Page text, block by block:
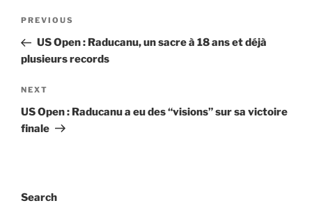
Previous
Post
PREVIOUS
US Open : Raducanu, un sacre à 18 ans et déjà
plusieurs records
Next
Post
NEXT
US Open : Raducanu a eu des “visions” sur sa victoire
finale
Search